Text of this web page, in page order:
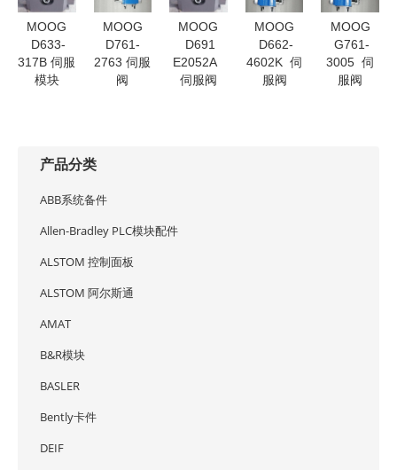
MOOG
D633-
317B 伺服
模块
MOOG
D761-
2763 伺服
阀
MOOG
D691
E2052A
伺服阀
MOOG
D662-
4602K 伺
服阀
MOOG
G761-
3005 伺
服阀
产品分类
ABB系统备件
Allen-Bradley PLC模块配件
ALSTOM 控制面板
ALSTOM 阿尔斯通
AMAT
B&R模块
BASLER
Bently卡件
DEIF